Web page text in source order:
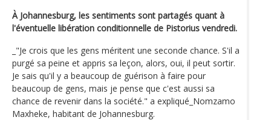
À Johannesburg, les sentiments sont partagés quant à
l'éventuelle libération conditionnelle de Pistorius vendredi.
_"Je crois que les gens méritent une seconde chance. S'il a
purgé sa peine et appris sa leçon, alors, oui, il peut sortir.
Je sais qu'il y a beaucoup de guérison à faire pour
beaucoup de gens, mais je pense que c'est aussi sa
chance de revenir dans la société." a expliqué_Nomzamo
Maxheke, habitant de Johannesburg.